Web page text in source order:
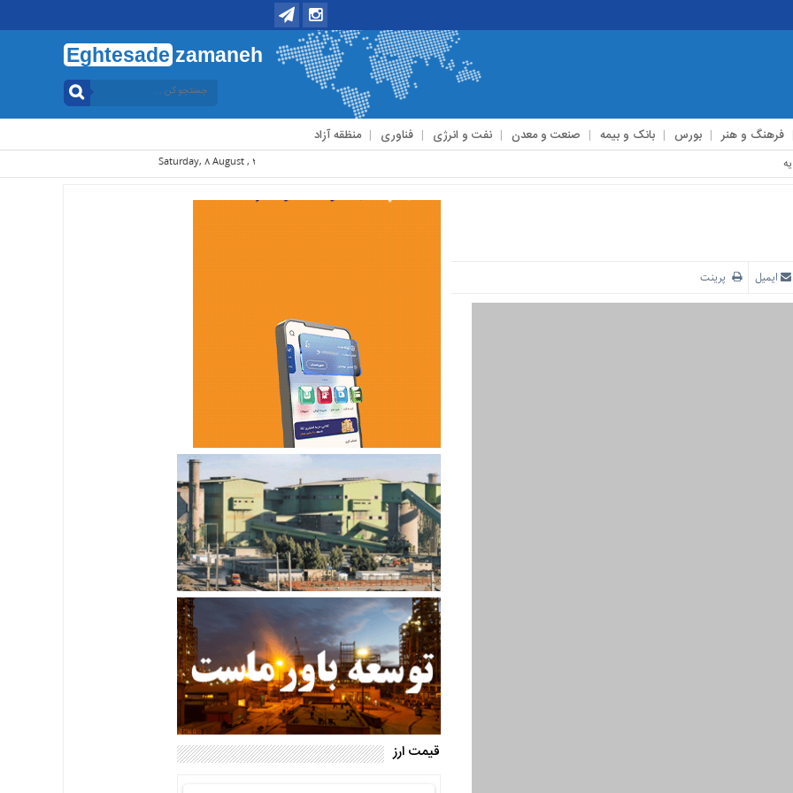
Eghtesade zamaneh
فرهنگ و هنر بورس بانک و بیمه صنعت و معدن نفت و انرژی فناوری منظقه آزاد
ایمیل پرینت
قیمت ارز